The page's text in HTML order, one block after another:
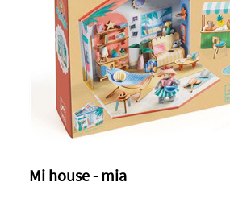
Mi house - mia